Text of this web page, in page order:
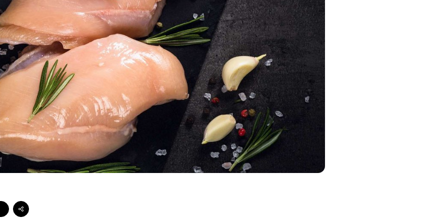
Стейки Оссобуко
Стейки Шатобриан
Стейки из птицы
Стейки свиные
Стейки Спешл
Стейк Боксы